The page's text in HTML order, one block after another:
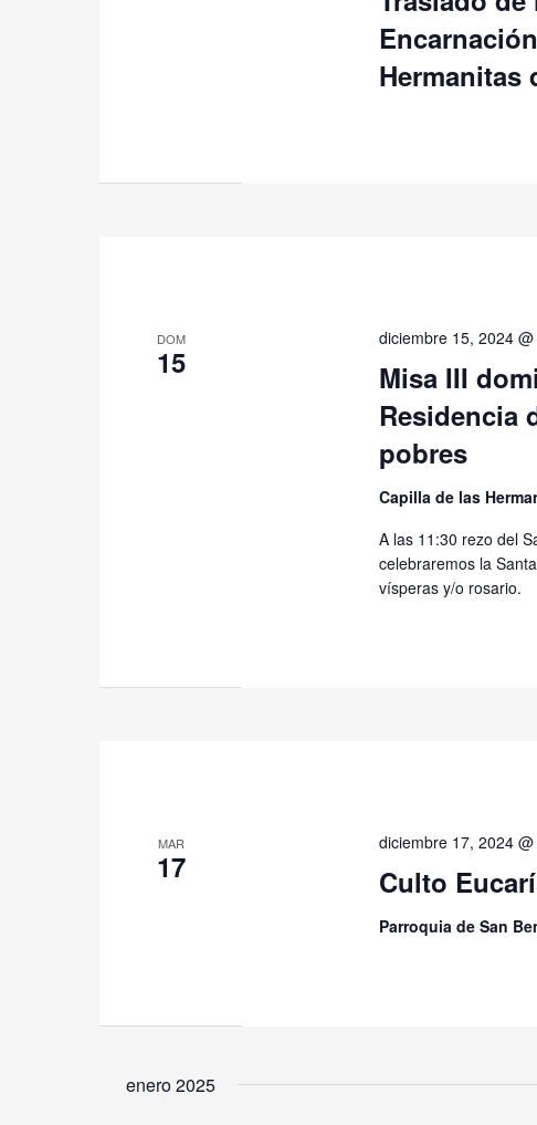
Hermanitas
DOM
15
Misa III
Residencia
pobres
diciembre 15, 2024
Capilla de las
A las 11:30 rezo del
celebraremos la
vísperas y/o rosario.
MAR
17 Culto
diciembre 17, 2024
Parroquia de San
enero 2025